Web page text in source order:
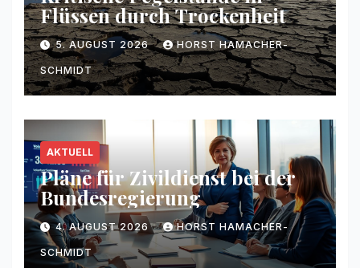
Flüssen durch Trockenheit
5. AUGUST 2026 HORST HAMACHER-
SCHMIDT
AKTUELL
Pläne für Zivildienst bei der
Bundesregierung
4. AUGUST 2026 HORST HAMACHER-
SCHMIDT